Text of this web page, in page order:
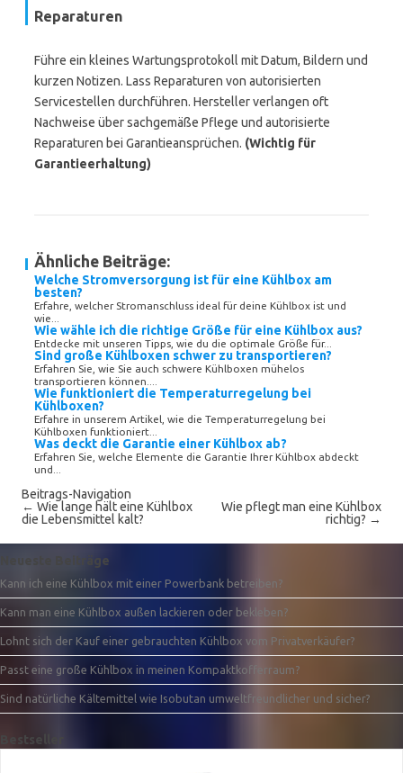
Reparaturen
Führe ein kleines Wartungsprotokoll mit Datum, Bildern und
kurzen Notizen. Lass Reparaturen von autorisierten
Servicestellen durchführen. Hersteller verlangen oft
Nachweise über sachgemäße Pflege und autorisierte
Reparaturen bei Garantieansprüchen. (Wichtig für
Garantieerhaltung)
Ähnliche Beiträge:
Welche Stromversorgung ist für eine Kühlbox am
besten?
Erfahre, welcher Stromanschluss ideal für deine Kühlbox ist und
wie...
Wie wähle ich die richtige Größe für eine Kühlbox aus?
Entdecke mit unseren Tipps, wie du die optimale Größe für...
Sind große Kühlboxen schwer zu transportieren?
Erfahren Sie, wie Sie auch schwere Kühlboxen mühelos
transportieren können....
Wie funktioniert die Temperaturregelung bei
Kühlboxen?
Erfahre in unserem Artikel, wie die Temperaturregelung bei
Kühlboxen funktioniert...
Was deckt die Garantie einer Kühlbox ab?
Erfahren Sie, welche Elemente die Garantie Ihrer Kühlbox abdeckt
und...
Beitrags-Navigation
← Wie lange hält eine Kühlbox
die Lebensmittel kalt?
Wie pflegt man eine Kühlbox
richtig? →
Neueste Beiträge
Kann ich eine Kühlbox mit einer Powerbank betreiben?
Kann man eine Kühlbox außen lackieren oder bekleben?
Lohnt sich der Kauf einer gebrauchten Kühlbox vom Privatverkäufer?
Passt eine große Kühlbox in meinen Kompaktkofferraum?
Sind natürliche Kältemittel wie Isobutan umweltfreundlicher und sicher?
Bestseller